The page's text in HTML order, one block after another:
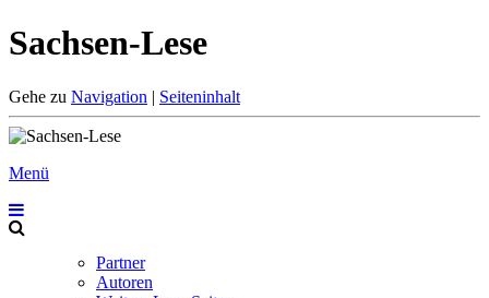
Sachsen-Lese
Gehe zu Navigation | Seiteninhalt
Menü
Partner
Autoren